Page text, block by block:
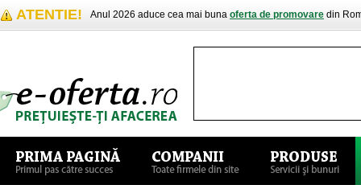
ATENTIE! Anul 2026 aduce cea mai buna oferta de promovare din